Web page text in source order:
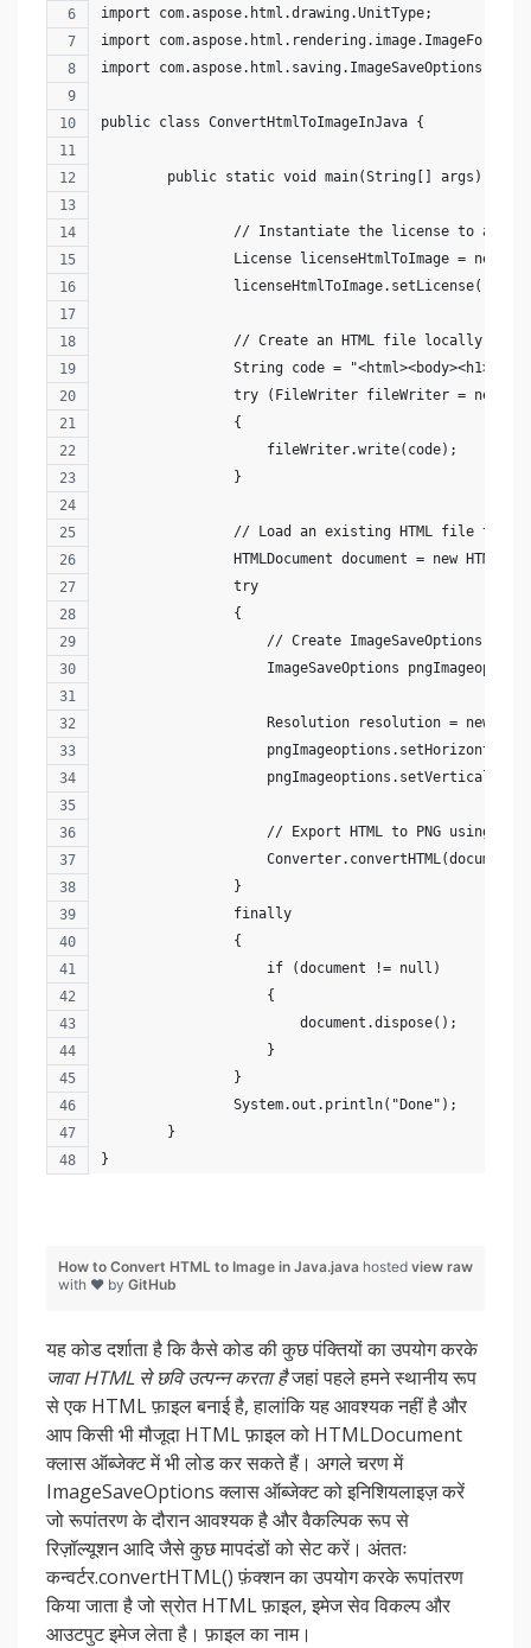
import com.aspose.html.drawing.UnitType;
import com.aspose.html.rendering.image.ImageFormat;
import com.aspose.html.saving.ImageSaveOptions;
public class ConvertHtmlToImageInJava {
public static void main(String[] args)
// Instantiate the license to
License licenseHtmlToImage = new
// Create an HTML file locally to
String code =
try (FileWriter fileWriter = new
		{
		    fileWriter.write(code);
		}
// Load an existing HTML file to
HTMLDocument document = new
		try
		{
// Create ImageSaveOptions
ImageSaveOptions
Resolution resolution = new
// Export HTML to PNG using
		}
		finally
		{
		    if (document != null)
		    {
		        document.dispose();
		    }
		}
		System.out.println("Done");
	}
}
view raw
How to Convert HTML to Image in Java.java hosted
with ❤ by GitHub
यह कोड दर्शाता है कि कैसे कोड की कुछ पंक्तियों का उपयोग करके
जावा HTML से छवि उत्पन्न करता हैजहां पहले हमने स्थानीय रूप
से एक HTML फ़ाइल बनाई है, हालांकि यह आवश्यक नहीं है और
आप किसी भी मौजूदा HTML फ़ाइल को HTMLDocument
क्लास ऑब्जेक्ट में भी लोड कर सकते हैं। अगले चरण में
ImageSaveOptions क्लास ऑब्जेक्ट को इनिशियलाइज़ करें
जो रूपांतरण के दौरान आवश्यक है और वैकल्पिक रूप से
रिज़ॉल्यूशन आदि जैसे कुछ मापदंडों को सेट करें। अंततः
कन्वर्टर.convertHTML() फ़ंक्शन का उपयोग करके रूपांतरण
किया जाता है जो स्रोत HTML फ़ाइल, इमेज सेव विकल्प और
आउटपुट इमेज लेता है। फ़ाइल का नाम।